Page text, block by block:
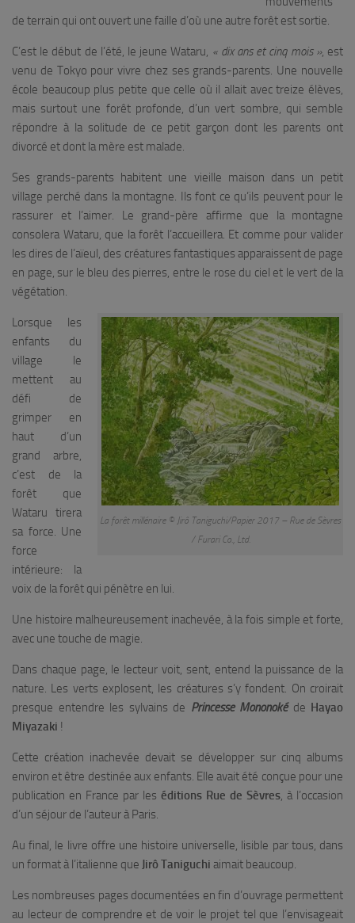
de terrain qui ont ouvert une faille d’où une autre forêt est sortie.
C’est le début de l’été, le jeune Wataru, « dix ans et cinq mois », est
venu de Tokyo pour vivre chez ses grands-parents. Une nouvelle
école beaucoup plus petite que celle où il allait avec treize élèves,
mais surtout une forêt profonde, d’un vert sombre, qui semble
répondre à la solitude de ce petit garçon dont les parents ont
divorcé et dont la mère est malade.
Ses grands-parents habitent une vieille maison dans un petit
village perché dans la montagne. Ils font ce qu’ils peuvent pour le
rassurer et l’aimer. Le grand-père affirme que la montagne
consolera Wataru, que la forêt l’accueillera. Et comme pour valider
les dires de l’aïeul, des créatures fantastiques apparaissent de page
en page, sur le bleu des pierres, entre le rose du ciel et le vert de la
végétation.
La forêt millénaire © Jirô Taniguchi/Papier 2017 – Rue de Sèvres
/ Furari Co., Ltd.
Lorsque les
enfants du
village le
mettent au
défi de
grimper en
haut d’un
grand arbre,
c’est de la
forêt que
Wataru tirera
sa force. Une
force
intérieure: la
voix de la forêt qui pénètre en lui.
Une histoire malheureusement inachevée, à la fois simple et forte,
avec une touche de magie.
Dans chaque page, le lecteur voit, sent, entend la puissance de la
nature. Les verts explosent, les créatures s’y fondent. On croirait
presque entendre les sylvains de Princesse Mononokéde Hayao
Miyazaki !
Cette création inachevée devait se développer sur cinq albums
environ et être destinée aux enfants. Elle avait été conçue pour une
publication en France par les éditions Rue de Sèvres, à l’occasion
d’un séjour de l’auteur à Paris.
Au final, le livre offre une histoire universelle, lisible par tous, dans
un format à l’italienne que Jirô Taniguchi aimait beaucoup.
Les nombreuses pages documentées en fin d’ouvrage permettent
au lecteur de comprendre et de voir le projet tel que l’envisageait